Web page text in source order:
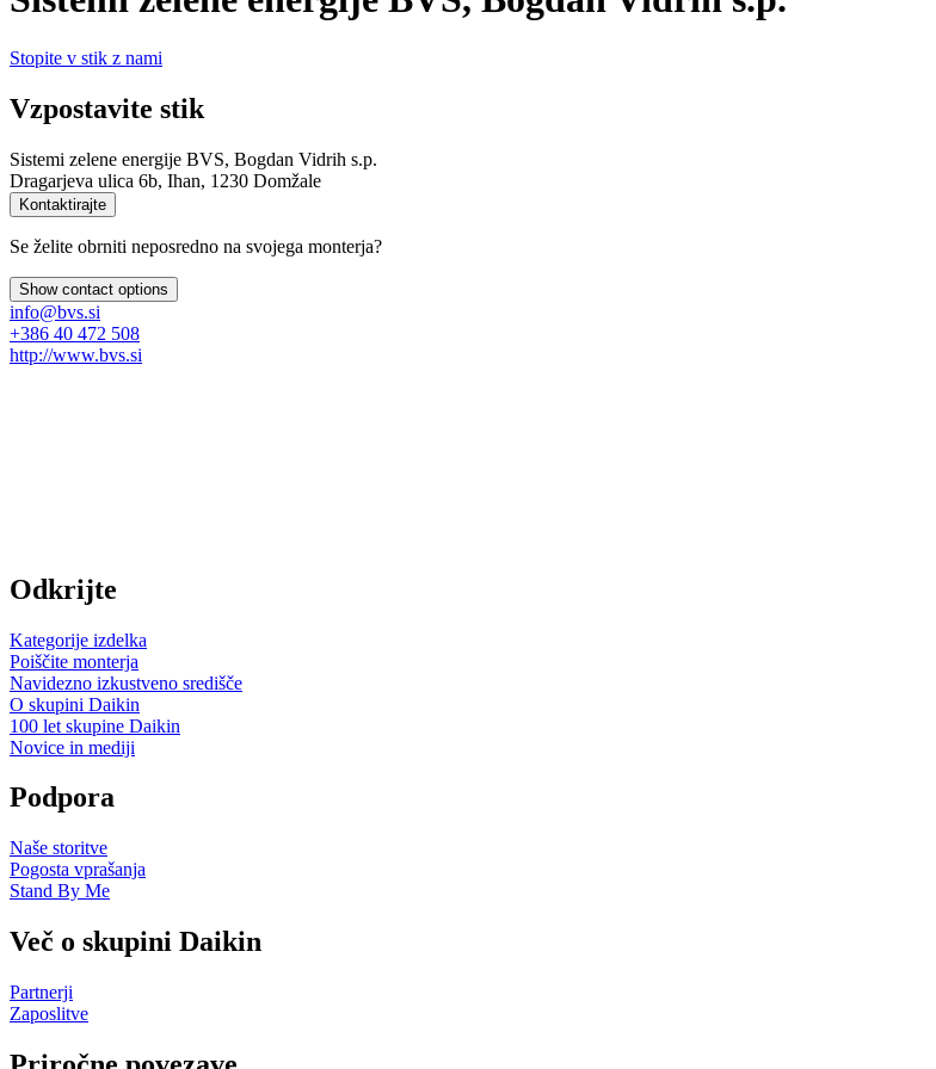
Stopite v stik z nami
Vzpostavite stik
Sistemi zelene energije BVS, Bogdan Vidrih s.p.
Dragarjeva ulica 6b, Ihan, 1230 Domžale
Kontaktirajte
Se želite obrniti neposredno na svojega monterja?
Show contact options
info@bvs.si
+386 40 472 508
http://www.bvs.si
Odkrijte
Kategorije izdelka
Poiščite monterja
Navidezno izkustveno središče
O skupini Daikin
100 let skupine Daikin
Novice in mediji
Podpora
Naše storitve
Pogosta vprašanja
Stand By Me
Več o skupini Daikin
Partnerji
Zaposlitve